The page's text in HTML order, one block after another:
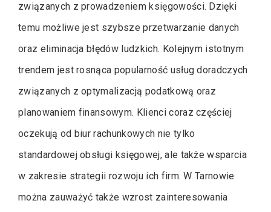
związanych z prowadzeniem księgowości. Dzięki
temu możliwe jest szybsze przetwarzanie danych
oraz eliminacja błędów ludzkich. Kolejnym istotnym
trendem jest rosnąca popularność usług doradczych
związanych z optymalizacją podatkową oraz
planowaniem finansowym. Klienci coraz częściej
oczekują od biur rachunkowych nie tylko
standardowej obsługi księgowej, ale także wsparcia
w zakresie strategii rozwoju ich firm. W Tarnowie
można zauważyć także wzrost zainteresowania